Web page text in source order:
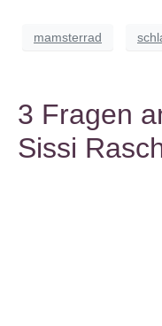
mamsterrad
3 Fragen
Sissi